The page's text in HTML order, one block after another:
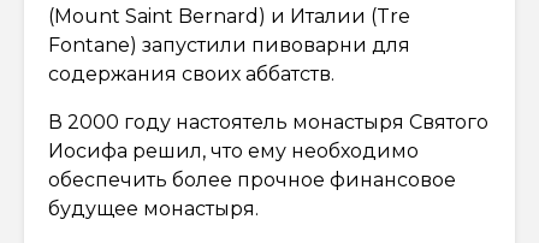
(Mount Saint Bernard) и Италии (Tre
Fontane) запустили пивоварни для
содержания своих аббатств.
В 2000 году настоятель монастыря Святого
Иосифа решил, что ему необходимо
обеспечить более прочное финансовое
будущее монастыря.